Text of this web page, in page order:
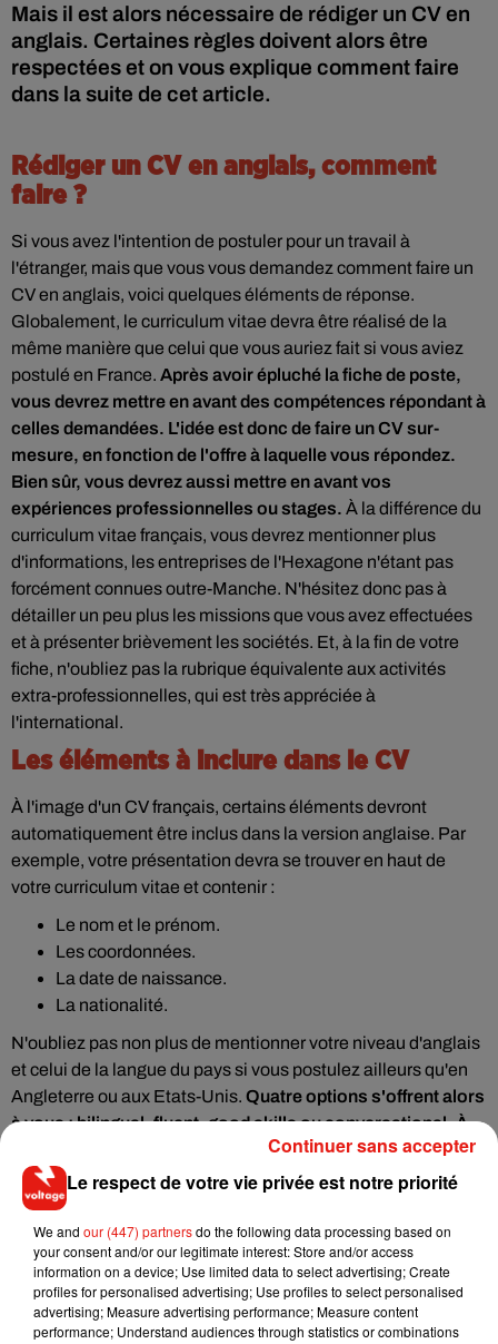
Mais il est alors nécessaire de rédiger un CV en
anglais. Certaines règles doivent alors être
respectées et on vous explique comment faire
dans la suite de cet article.
Rédiger un CV en anglais, comment
faire ?
Si vous avez l'intention de postuler pour un travail à
l'étranger, mais que vous vous demandez comment faire un
CV en anglais, voici quelques éléments de réponse.
Globalement, le curriculum vitae devra être réalisé de la
même manière que celui que vous auriez fait si vous aviez
postulé en France. Après avoir épluché la fiche de poste,
vous devrez mettre en avant des compétences répondant à
celles demandées. L'idée est donc de faire un CV sur-
mesure, en fonction de l'offre à laquelle vous répondez.
Bien sûr, vous devrez aussi mettre en avant vos
expériences professionnelles ou stages. À la différence du
curriculum vitae français, vous devrez mentionner plus
d'informations, les entreprises de l'Hexagone n'étant pas
forcément connues outre-Manche. N'hésitez donc pas à
détailler un peu plus les missions que vous avez effectuées
et à présenter brièvement les sociétés. Et, à la fin de votre
fiche, n'oubliez pas la rubrique équivalente aux activités
extra-professionnelles, qui est très appréciée à
l'international.
Les éléments à inclure dans le CV
À l'image d'un CV français, certains éléments devront
automatiquement être inclus dans la version anglaise. Par
exemple, votre présentation devra se trouver en haut de
votre curriculum vitae et contenir :
Le nom et le prénom.
Les coordonnées.
La date de naissance.
La nationalité.
N'oubliez pas non plus de mentionner votre niveau d'anglais
et celui de la langue du pays si vous postulez ailleurs qu'en
Angleterre ou aux Etats-Unis. Quatre options s'offrent alors
à vous : bilingual, fluent, good skills ou conversational. À
noter que la notion de bilingue n'est que peu utilisée et
reste à éviter si on ne l'est pas réellement. Les deux autres
informations à connaître sont que les photos et la mention
de l'âge ne sont pas obligatoires.
Comment faire pour la traduction ?
Côté traduction, il est plus que recommandé d'éviter les
Le respect de votre vie privée est notre priorité
We and our (447) partnersdo the following data processing based on
your consent and/or our legitimate interest: Store and/or access
information on a device; Use limited data to select advertising; Create
profiles for personalised advertising; Use profiles to select personalised
advertising; Measure advertising performance; Measure content
performance; Understand audiences through statistics or combinations
Continuer sans accepter